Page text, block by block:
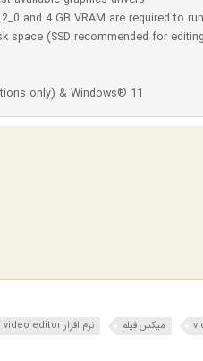
and 4 GB VRAM are required to
space (SSD recommended for
only) & Windows® 11
میکس فیلم
نرم افزار acdsee luxea video editor